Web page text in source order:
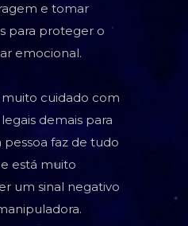
e tomar
para proteger o
emocional.
muito cuidado com
demais para
pessoa faz de tudo
está muito
um sinal negativo